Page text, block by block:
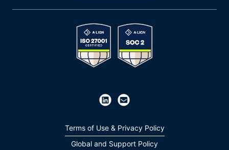
Terms of Use & Privacy Policy
Global and Support Policy